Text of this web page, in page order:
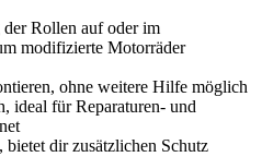
Rollen auf oder im
modifizierte Motorräder
ohne weitere Hilfe möglich
ideal für Reparaturen- und
dir zusätzlichen Schutz